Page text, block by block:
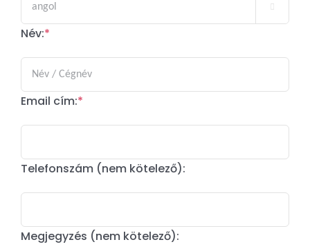

Név:*
Email cím:*
Telefonszám (nem kötelező):
Megjegyzés (nem kötelező):